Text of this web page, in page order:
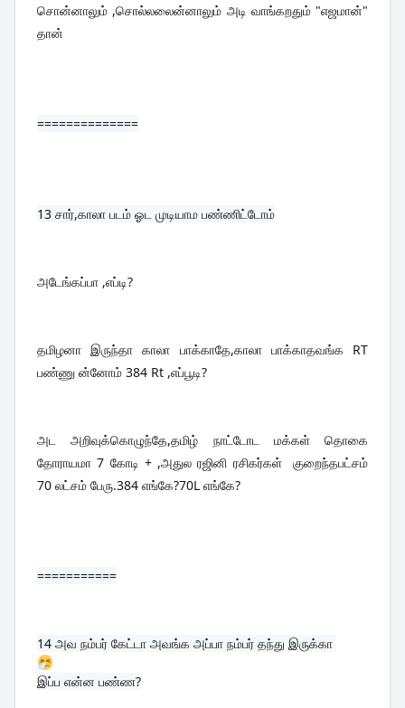
சொன்னாலும் ,சொல்லலைன்னாலும் அடி வாங்கறதும் "எஜமான்"
தான்
==============
13 சார்,காலா படம் ஓட முடியாம பண்ணிட்டோம்
அடேங்கப்பா ,எப்டி?
தமிழனா இருந்தா காலா பாக்காதே,காலா பாக்காதவங்க RT
பண்ணு ன்னோம் 384 Rt ,எப்பூடி?
அட அறிவுக்கொழுந்தே,தமிழ் நாட்டோட மக்கள் தொகை
தோராயமா 7 கோடி + ,அதுல ரஜினி ரசிகர்கள்  குறைந்தபட்சம்
70 லட்சம் பேரு.384 எங்கே?70L எங்கே?
===========
14 அவ நம்பர் கேட்டா அவங்க அப்பா நம்பர் தந்து இருக்கா
இப்ப என்ன பண்ண?